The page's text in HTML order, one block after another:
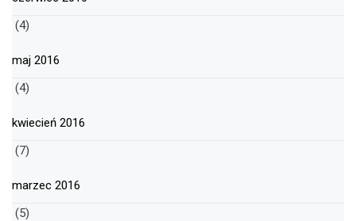
(4)
maj 2016
(4)
kwiecień 2016
(7)
marzec 2016
(5)